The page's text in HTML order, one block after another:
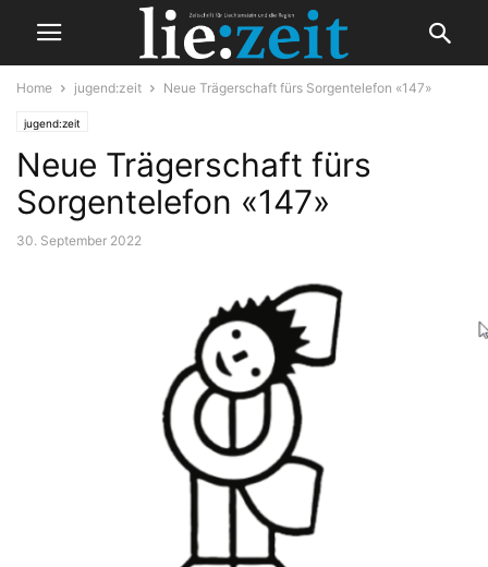
Home jugend:zeit Neue Trägerschaft fürs Sorgentelefon «147»
jugend:zeit
Neue Trägerschaft fürs
Sorgentelefon «147»
30. September 2022